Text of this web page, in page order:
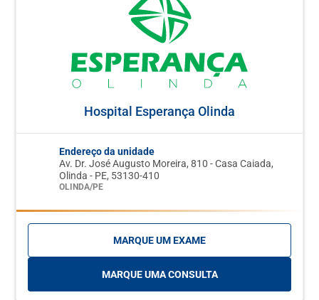
Hospital Esperança Olinda
Endereço da unidade
Av. Dr. José Augusto Moreira, 810 - Casa Caiada,
Olinda - PE, 53130-410
OLINDA/PE
MARQUE UM EXAME
MARQUE UMA CONSULTA